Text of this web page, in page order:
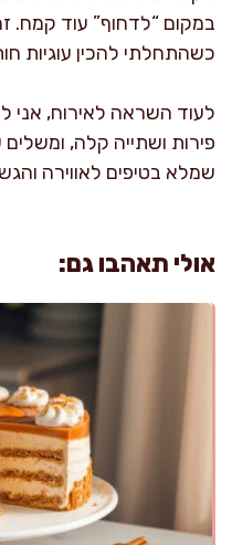
במקום “לדחוף” עוד קמח.
כשהתחלתי להכין עוגיות
לעוד השראה לאירוח, אני
פירות ושתייה קלה, ומשלים
שמלא בטיפים לאווירה
אולי תאהבו גם: